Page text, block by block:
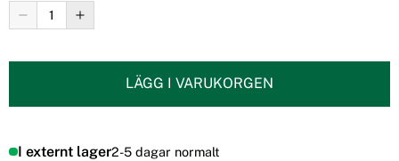
LÄGG I VARUKORGEN
I externt lager2-5 dagar normalt